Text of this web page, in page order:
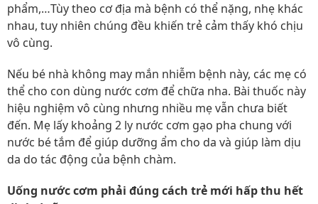
phẩm,…Tùy theo cơ địa mà bệnh có thể nặng, nhẹ khác
nhau, tuy nhiên chúng đều khiến trẻ cảm thấy khó chịu
vô cùng.
Nếu bé nhà không may mắn nhiễm bệnh này, các mẹ có
thể cho con dùng nước cơm để chữa nha. Bài thuốc này
hiệu nghiệm vô cùng nhưng nhiều mẹ vẫn chưa biết
đến. Mẹ lấy khoảng 2 ly nước cơm gạo pha chung với
nước bé tắm để giúp dưỡng ẩm cho da và giúp làm dịu
da do tác động của bệnh chàm.
Uống nước cơm phải đúng cách trẻ mới hấp thu hết